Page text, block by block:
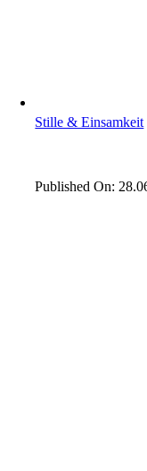
Stille & Einsamkeit
Published On: